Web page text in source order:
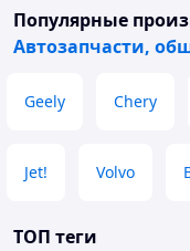
Популярные
Автозапчасти,
Geely Chery
Jet! Volvo
ТОП теги